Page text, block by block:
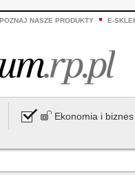
POZNAJ NASZE PRODUKTY E-
Ekonomia i biznes